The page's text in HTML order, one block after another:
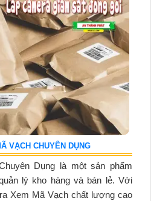
VẠCH CHUYÊN DỤNG
Dụng là một sản phẩm
lý kho hàng và bán lẻ. Với
Xem Mã Vạch chất lượng cao